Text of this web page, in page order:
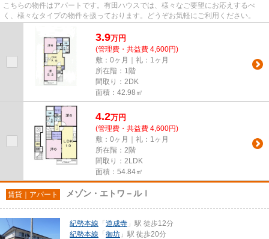
こちらの物件はアパートです。有田ハウスでは、様々なご要望にお応えするべ
く、様々なタイプの物件を扱っております。どうぞお気軽にご利用ください。
3.9万円
(管理費・共益費 4,600円)
敷：0ヶ月｜礼：1ヶ月
所在階：1階
間取り：2DK
面積：42.98㎡
4.2万円
(管理費・共益費 4,600円)
敷：0ヶ月｜礼：1ヶ月
所在階：2階
間取り：2LDK
面積：54.84㎡
賃貸｜アパート メゾン・エトワ－ルⅠ
紀勢本線 「 道成寺 」駅 徒歩12分
紀勢本線 「 御坊 」駅 徒歩20分